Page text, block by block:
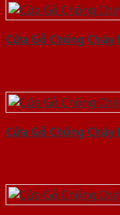
Cửa Gỗ Chống Cháy
Cửa Gỗ Chống Cháy